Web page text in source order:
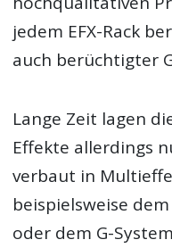
jedem EFX-Rack
auch berüchtigter
Lange Zeit lagen
Effekte allerdings
verbaut in
beispielsweise
oder dem G-